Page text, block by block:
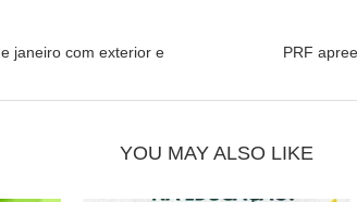
janeiro com exterior e
PRF
YOU MAY ALSO LIKE